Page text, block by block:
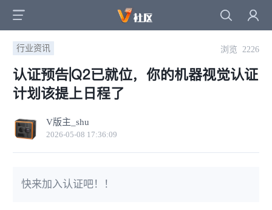
行业资讯 浏览 2226
认证预告|Q2已就位，你的机器视觉认证
计划该提上日程了
V版主_shu
2026-05-08 17:36:09
快来加入认证吧！！